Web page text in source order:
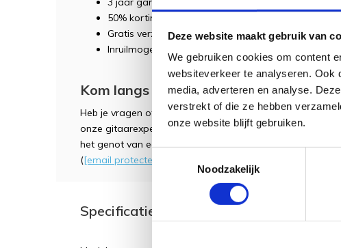
Deze website maakt gebruik van
We gebruiken cookies om content
websiteverkeer te analyseren. Ook
media, adverteren en analyse.
verstrekt of die ze hebben
onze website blijft gebruiken.
Noodzakelijk
50% korting op eerste
Gratis verzending
Inruilmogelijkheid
Kom langs in onze showroom!
Heb je vragen of wil je het instrument zelf uitproberen?
onze gitaarexperts je graag verder helpen. Geniet van
het genot van een kopje koffie, thee of fris. Natuurlijk
([email protected]
Specificaties voor: Richwood D-50 |